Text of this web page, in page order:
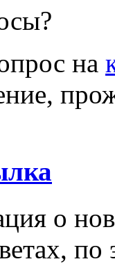
на
о
по